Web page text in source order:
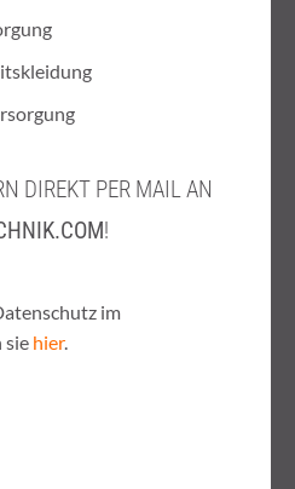
DIREKT PER MAIL AN
!
im
sie hier.